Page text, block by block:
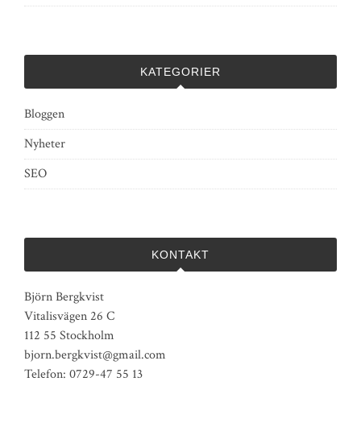
KATEGORIER
Bloggen
Nyheter
SEO
KONTAKT
Björn Bergkvist
Vitalisvägen 26 C
112 55 Stockholm
bjorn.bergkvist@gmail.com
Telefon: 0729-47 55 13